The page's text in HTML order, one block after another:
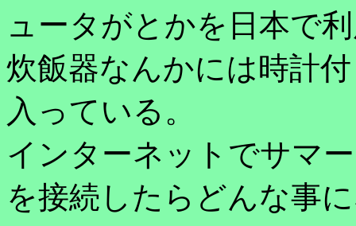
ュータがとかを日本で
炊飯器なんかには時計
入っている。
インターネットでサマ
を接続したらどんな事